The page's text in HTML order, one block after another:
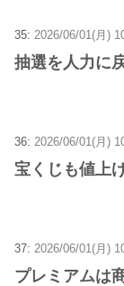
35: 2026/06/01(月)
抽選を人力に
36: 2026/06/01(月)
宝くじも値上
37: 2026/06/01(月)
プレミアムは